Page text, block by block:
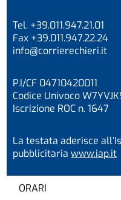
Tel. +39.011.947.21.01
Fax +39.011.947.22.24
info@corrierechieri.it
P.I/CF 04710420011
Codice Univoco
Iscrizione ROC n. 1647
La testata aderisce
pubblicitariawww.iap.it
ORARI